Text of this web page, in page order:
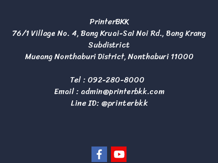
PrinterBKK
76/1 Village No. 4, Bang Kruai-Sai Noi Rd., Bang Krang
Subdistrict
Mueang Nonthaburi District, Nonthaburi 11000
Tel : 092-280-8000
Email : admin@printerbkk.com
Line ID: @printerbkk